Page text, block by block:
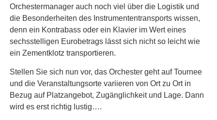
Orchestermanager auch noch viel über die Logistik und
die Besonderheiten des Instrumententransports wissen,
denn ein Kontrabass oder ein Klavier im Wert eines
sechsstelligen Eurobetrags lässt sich nicht so leicht wie
ein Zementklotz transportieren.
Stellen Sie sich nun vor, das Orchester geht auf Tournee
und die Veranstaltungsorte variieren von Ort zu Ort in
Bezug auf Platzangebot, Zugänglichkeit und Lage. Dann
wird es erst richtig lustig….